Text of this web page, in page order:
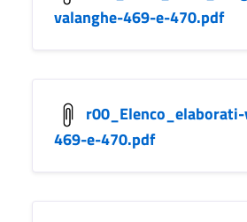
valanghe-469-e-470.pdf
469-e-470.pdf